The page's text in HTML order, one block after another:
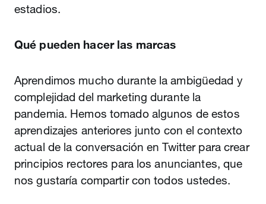
estadios.
Qué pueden hacer las marcas
Aprendimos mucho durante la ambigüedad y
complejidad del marketing durante la
pandemia. Hemos tomado algunos de estos
aprendizajes anteriores junto con el contexto
actual de la conversación en Twitter para crear
principios rectores para los anunciantes, que
nos gustaría compartir con todos ustedes.